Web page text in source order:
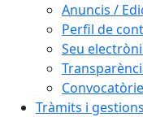
Anuncis /
Perfil de
Seu
Tràmits i gestions